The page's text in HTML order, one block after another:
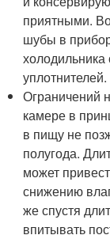
приятными.
шубы в
холодильника
уплотнителей.
Ограничений
камере в
в пищу не
полугода.
может
снижению
же спустя
впитывать